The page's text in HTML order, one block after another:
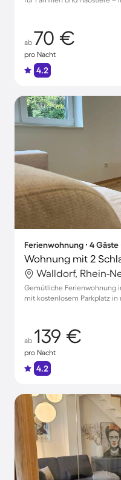
ab 70 €
pro Nacht
4.2
Ferienwohnung ∙ 4
Wohnung mit 2
Walldorf, Rhein-
Gemütliche Ferienwohnung
mit kostenlosem Parkplatz in
ab 139 €
pro Nacht
4.2